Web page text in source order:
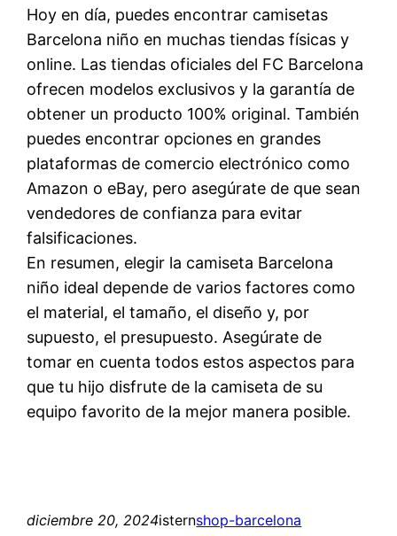
Hoy en día, puedes encontrar camisetas
Barcelona niño en muchas tiendas físicas y
online. Las tiendas oficiales del FC Barcelona
ofrecen modelos exclusivos y la garantía de
obtener un producto 100% original. También
puedes encontrar opciones en grandes
plataformas de comercio electrónico como
Amazon o eBay, pero asegúrate de que sean
vendedores de confianza para evitar
falsificaciones.
En resumen, elegir la camiseta Barcelona
niño ideal depende de varios factores como
el material, el tamaño, el diseño y, por
supuesto, el presupuesto. Asegúrate de
tomar en cuenta todos estos aspectos para
que tu hijo disfrute de la camiseta de su
equipo favorito de la mejor manera posible.
diciembre 20, 2024isternshop-barcelona